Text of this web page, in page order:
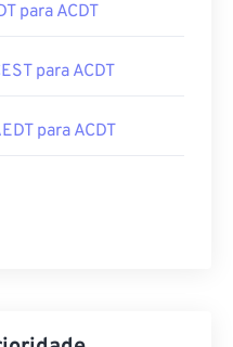
para ACDT
para ACDT
para ACDT